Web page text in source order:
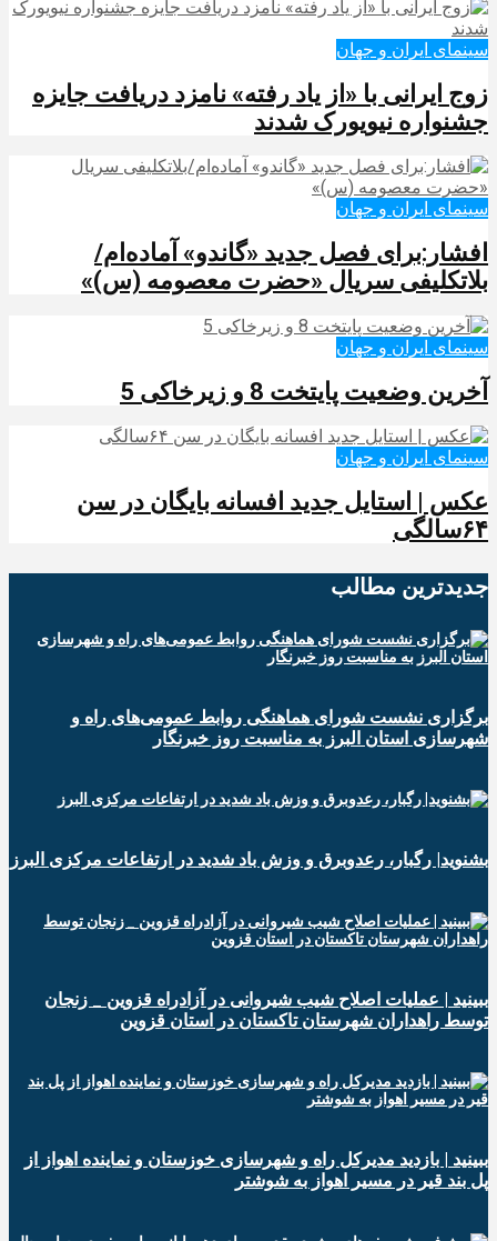
سینمای ایران و جهان
زوج ایرانی با «از یاد رفته» نامزد دریافت جایزه
جشنواره نیویورک شدند
سینمای ایران و جهان
افشار:برای فصل جدید «گاندو» آماده‌ام/
بلاتکلیفی سریال «حضرت معصومه (س)»
سینمای ایران و جهان
آخرین وضعیت پایتخت 8 و زیرخاکی 5
سینمای ایران و جهان
عکس | استایل جدید افسانه بایگان در سن
۶۴سالگی
جدیدترین‌ مطالب
برگزاری نشست شورای هماهنگی روابط عمومی‌های راه و
شهرسازی استان البرز به مناسبت روز خبرنگار
بشنوید| رگبار، رعدوبرق و وزش باد شدید در ارتفاعات مرکزی البرز
ببینید | عملیات اصلاح شیب شیروانی در آزادراه قزوین _ زنجان
توسط راهداران شهرستان تاکستان در استان قزوین
ببینید | بازدید مدیرکل راه و شهرسازی خوزستان و نماینده اهواز از
پل بند قیر در مسیر اهواز به شوشتر